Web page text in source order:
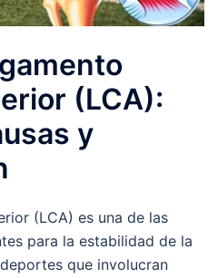
(LCA):
y
(LCA) es una de las
para la estabilidad de la
que involucran